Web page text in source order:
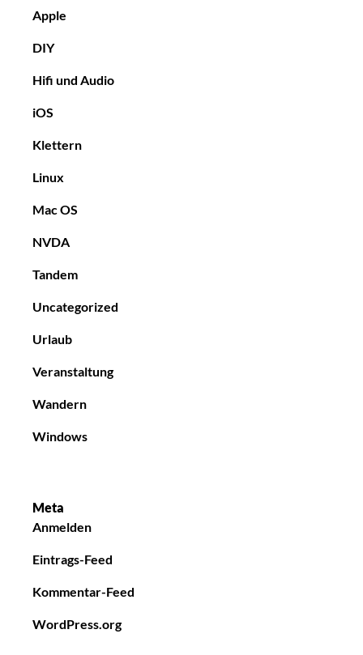
Apple
DIY
Hifi und Audio
iOS
Klettern
Linux
Mac OS
NVDA
Tandem
Uncategorized
Urlaub
Veranstaltung
Wandern
Windows
Meta
Anmelden
Eintrags-Feed
Kommentar-Feed
WordPress.org